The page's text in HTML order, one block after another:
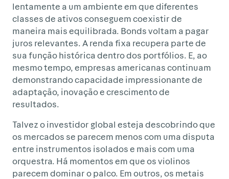
lentamente a um ambiente em que diferentes
classes de ativos conseguem coexistir de
maneira mais equilibrada. Bonds voltam a pagar
juros relevantes. A renda fixa recupera parte de
sua função histórica dentro dos portfólios. E, ao
mesmo tempo, empresas americanas continuam
demonstrando capacidade impressionante de
adaptação, inovação e crescimento de
resultados.
Talvez o investidor global esteja descobrindo que
os mercados se parecem menos com uma disputa
entre instrumentos isolados e mais com uma
orquestra. Há momentos em que os violinos
parecem dominar o palco. Em outros, os metais